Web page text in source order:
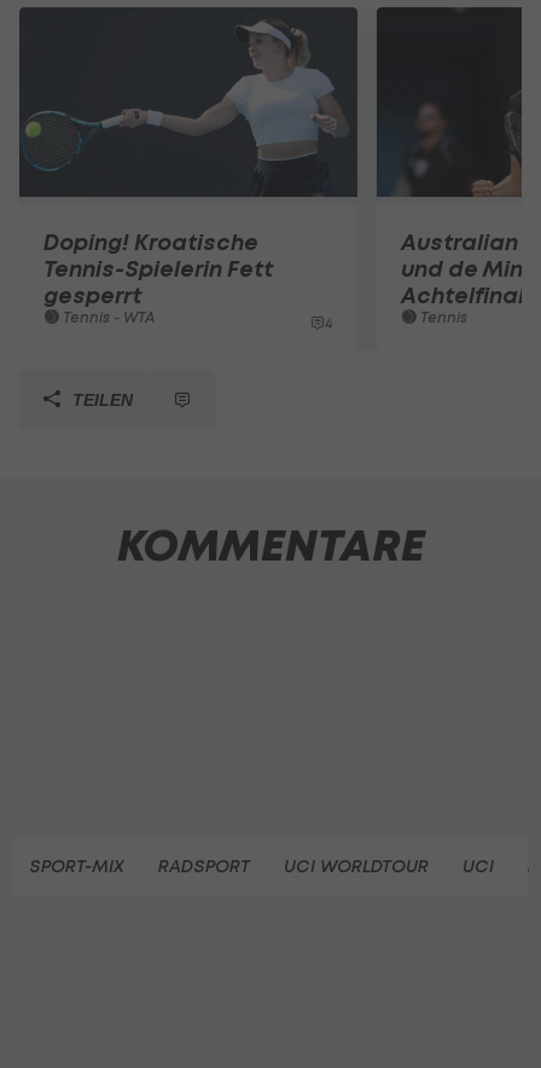
Doping! Kroatische
Tennis-Spielerin Fett
gesperrt
Tennis - WTA 4
Australian
und de
Tennis
TEILEN
KOMMENTARE
SPORT-MIX RADSPORT UCI WORLDTOUR UCI